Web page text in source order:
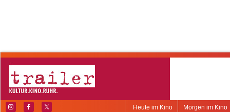
Morgen im Kino
Heute im Kino